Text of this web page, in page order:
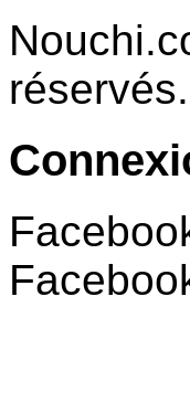
réservés.